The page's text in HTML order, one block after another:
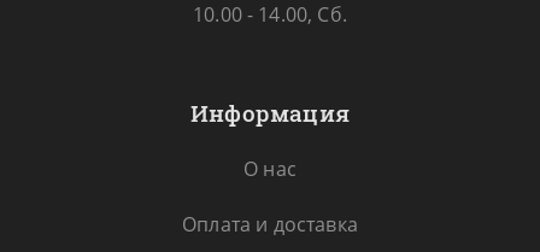
10.00 - 14.00, Сб.
Информация
О нас
Оплата и доставка